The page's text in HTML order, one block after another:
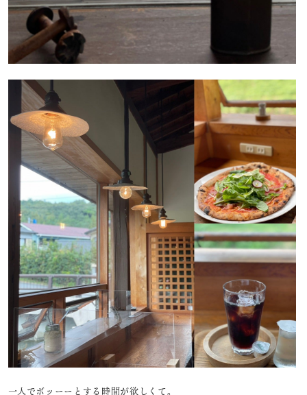
一人でボッーーとする時間が欲しくて。